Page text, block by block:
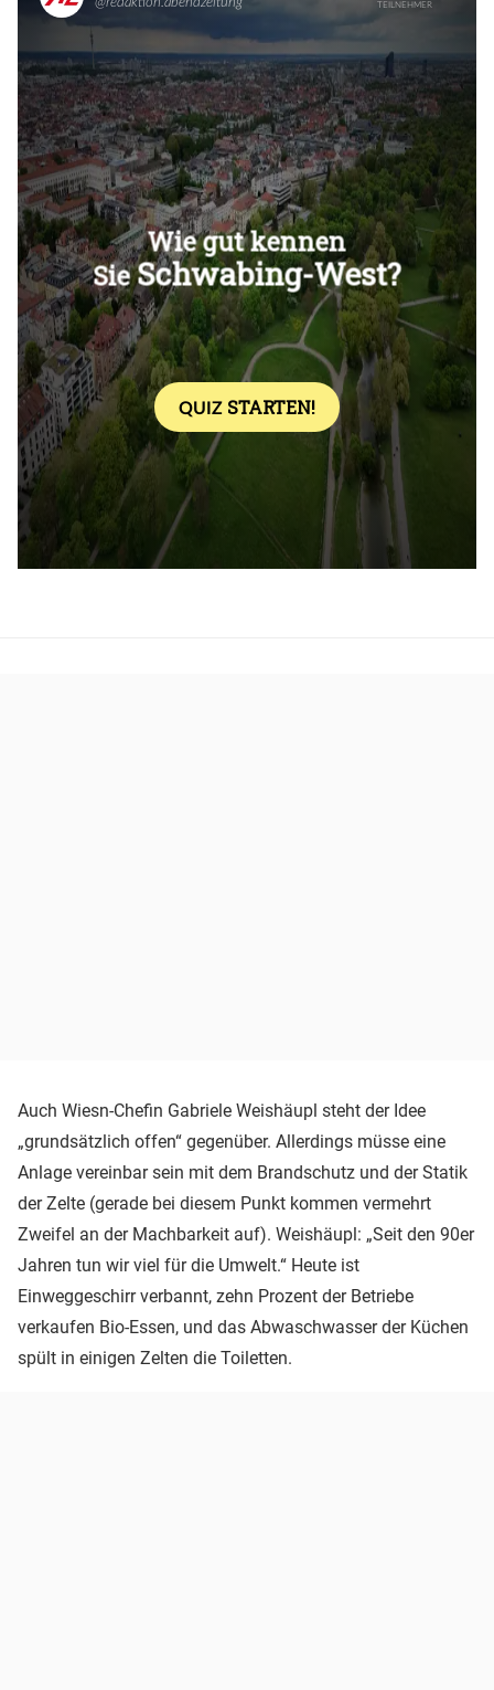
Überspringen
Überspringen
Auch Wiesn-Chefin Gabriele Weishäupl steht der Idee
„grundsätzlich offen“ gegenüber. Allerdings müsse eine
Anlage vereinbar sein mit dem Brandschutz und der Statik
der Zelte (gerade bei diesem Punkt kommen vermehrt
Zweifel an der Machbarkeit auf). Weishäupl: „Seit den 90er
Jahren tun wir viel für die Umwelt.“ Heute ist
Einweggeschirr verbannt, zehn Prozent der Betriebe
verkaufen Bio-Essen, und das Abwaschwasser der Küchen
spült in einigen Zelten die Toiletten.